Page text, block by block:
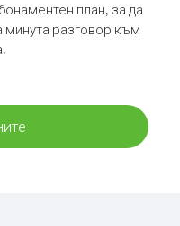
план, за да
минута разговор към